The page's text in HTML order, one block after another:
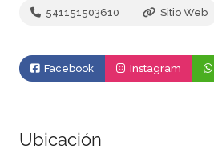
541151503610 Sitio Web
Facebook Instagram
Ubicación